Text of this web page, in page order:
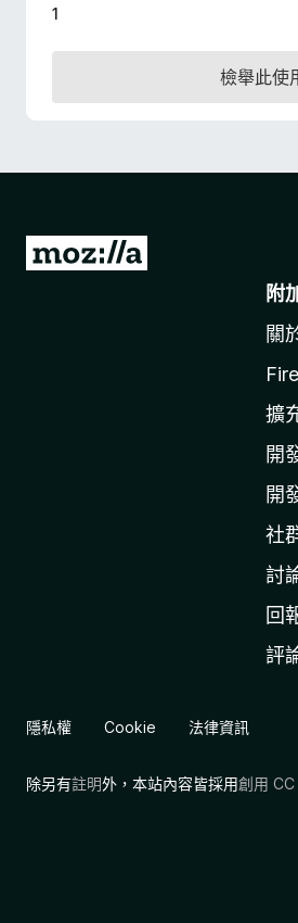
1
檢舉此使
前
附
關
擴
開
開
社
討
回
評
隱私權 Cookie 法律資訊
除另有註明外，本站內容皆採用創用